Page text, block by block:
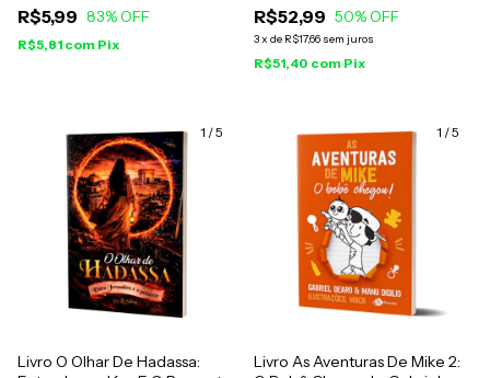
R$5,99 83% OFF
R$5,81 com Pix
R$52,99 50% OFF
3x de R$17,66 sem juros
R$51,40 com Pix
1 /5
Livro O Olhar De Hadassa:
1 /5
Livro As Aventuras De Mike 2: